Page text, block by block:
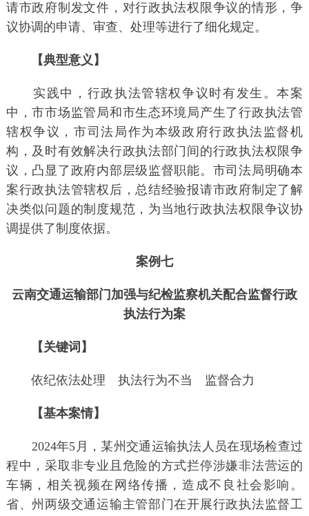
请市政府制发文件，对行政执法权限争议的情形，争
议协调的申请、审查、处理等进行了细化规定。
【典型意义】
实践中，行政执法管辖权争议时有发生。本案
中，市市场监管局和市生态环境局产生了行政执法管
辖权争议，市司法局作为本级政府行政执法监督机
构，及时有效解决行政执法部门间的行政执法权限争
议，凸显了政府内部层级监督职能。市司法局明确本
案行政执法管辖权后，总结经验报请市政府制定了解
决类似问题的制度规范，为当地行政执法权限争议协
调提供了制度依据。
案例七
云南交通运输部门加强与纪检监察机关配合监督行政
执法行为案
【关键词】
依纪依法处理 执法行为不当 监督合力
【基本案情】
2024年5月，某州交通运输执法人员在现场检查过
程中，采取非专业且危险的方式拦停涉嫌非法营运的
车辆，相关视频在网络传播，造成不良社会影响。
省、州两级交通运输主管部门在开展行政执法监督工